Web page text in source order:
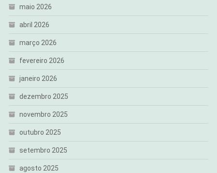
maio 2026
abril 2026
março 2026
fevereiro 2026
janeiro 2026
dezembro 2025
novembro 2025
outubro 2025
setembro 2025
agosto 2025